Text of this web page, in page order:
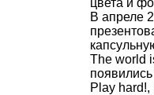
цвета и
В апреле
The world
Play hard!,